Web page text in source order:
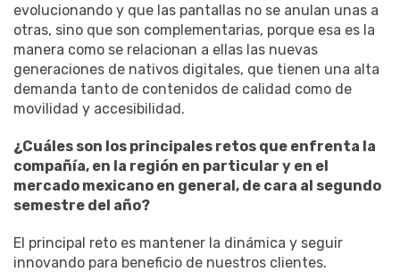
evolucionando y que las pantallas no se anulan unas a
otras, sino que son complementarias, porque esa es la
manera como se relacionan a ellas las nuevas
generaciones de nativos digitales, que tienen una alta
demanda tanto de contenidos de calidad como de
movilidad y accesibilidad.
¿Cuáles son los principales retos que enfrenta la
compañía, en la región en particular y en el
mercado mexicano en general, de cara al segundo
semestre del año?
El principal reto es mantener la dinámica y seguir
innovando para beneficio de nuestros clientes.